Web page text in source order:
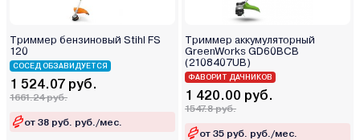
Триммер бензиновый Stihl FS
120
СОСЕД ОБЗАВИДУЕТСЯ
1 524.07 руб.
1661.24 руб.
от 38 руб. руб./мес.
Триммер аккумуляторный
GreenWorks GD60BCB
(2108407UB)
ФАВОРИТ ДАЧНИКОВ
1 420.00 руб.
1547.8 руб.
от 35 руб. руб./мес.